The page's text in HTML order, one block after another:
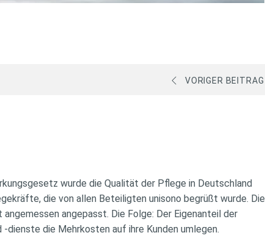
VORIGER BEITRAG
wurde die Qualität der Pflege in Deutschland
die von allen Beteiligten unisono begrüßt wurde. Die
angepasst. Die Folge: Der Eigenanteil der
die Mehrkosten auf ihre Kunden umlegen.